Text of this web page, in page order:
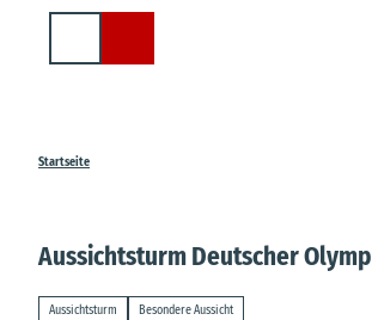
Startseite
Aussichtsturm Deutscher Olymp
Aussichtsturm Besondere Aussicht